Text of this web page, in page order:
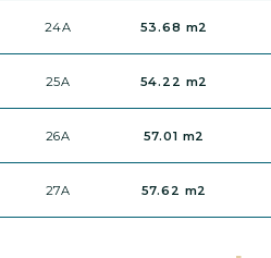
24A 53.68 m2
25A 54.22 m2
26A 57.01 m2
27A 57.62 m2